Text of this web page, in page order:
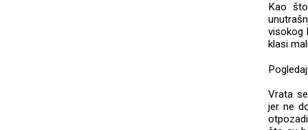
Kao
visokog
klasi
Vrata
jer ne